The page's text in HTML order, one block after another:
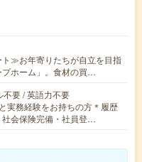
≫お年寄りたちが自立を目指
プホーム」。食材の買…
不要 / 英語力不要
務経験をお持ちの方＊履歴
会保険完備・社員登…